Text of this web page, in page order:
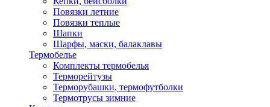
Повязки летние
Повязки теплые
Шапки
Шарфы, маски, балаклавы
Термобелье
Комплекты термобелья
Терморейтузы
Терморубашки, термофутболки
Термотрусы зимние